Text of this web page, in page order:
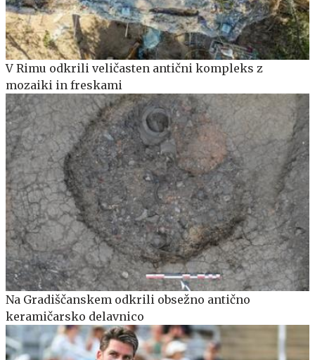
V Rimu odkrili veličasten antični kompleks z
mozaiki in freskami
Na Gradiščanskem odkrili obsežno antično
keramičarsko delavnico